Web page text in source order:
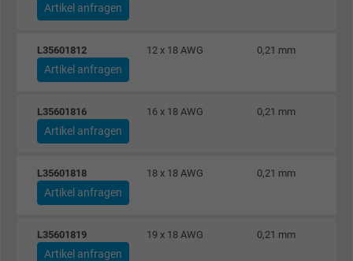
Artikel anfragen
L35601812 12 x 18 AWG 0,21 mm
Artikel anfragen
L35601816 16 x 18 AWG 0,21 mm
Artikel anfragen
L35601818 18 x 18 AWG 0,21 mm
Artikel anfragen
L35601819 19 x 18 AWG 0,21 mm
Artikel anfragen